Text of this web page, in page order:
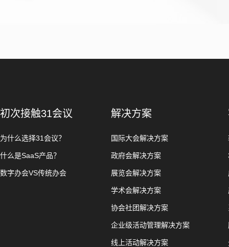
初次接触31会议
为什么选择31会议？
什么是SaaS产品？
数字办会VS传统办会
解决方案
国际大会解决方案
政府会解决方案
展览会解决方案
学术会解决方案
协会社团解决方案
企业级活动管理解决方案
线上活动解决方案